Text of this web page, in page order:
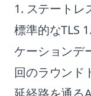
1. ステート
標準的なTLS
ケーションデ
回のラウンド